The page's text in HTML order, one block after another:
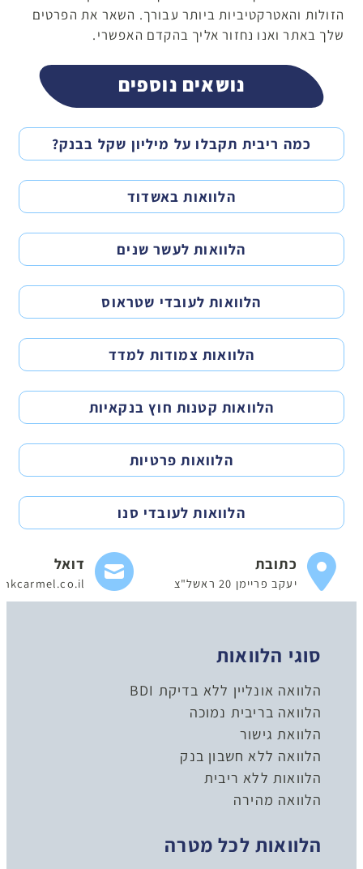
הזולות והאטרקטיביות ביותר עבורך. השאר את הפרטים
שלך באתר ואנו נחזור אליך בהקדם האפשרי.
נושאים נוספים
כמה ריבית תקבלו על מיליון שקל בבנק?
הלוואות באשדוד
הלוואות לעשר שנים
הלוואות לעובדי שטראוס
הלוואות צמודות למדד
הלוואות קטנות חוץ בנקאיות
הלוואות פרטיות
הלוואות לעובדי סנו
כתובת
יעקב פריימן 20 ראשל"צ
דואל
סוגי הלוואות
הלוואה אונליין ללא בדיקת BDI
הלוואה בריבית נמוכה
הלוואת גישור
הלוואה ללא חשבון בנק
הלוואות ללא ריבית
הלוואה מהירה
הלוואות לכל מטרה